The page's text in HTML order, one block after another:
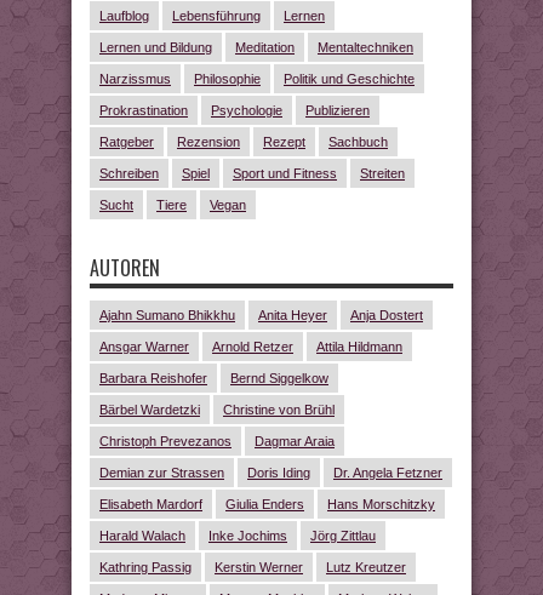
Laufblog Lebensführung Lernen
Lernen und Bildung Meditation Mentaltechniken
Narzissmus Philosophie Politik und Geschichte
Prokrastination Psychologie Publizieren
Ratgeber Rezension Rezept Sachbuch
Schreiben Spiel Sport und Fitness Streiten
Sucht Tiere Vegan
AUTOREN
Ajahn Sumano Bhikkhu Anita Heyer Anja Dostert
Ansgar Warner Arnold Retzer Attila Hildmann
Barbara Reishofer Bernd Siggelkow
Bärbel Wardetzki Christine von Brühl
Christoph Prevezanos Dagmar Araia
Demian zur Strassen Doris Iding Dr. Angela Fetzner
Elisabeth Mardorf Giulia Enders Hans Morschitzky
Harald Walach Inke Jochims Jörg Zittlau
Kathring Passig Kerstin Werner Lutz Kreutzer